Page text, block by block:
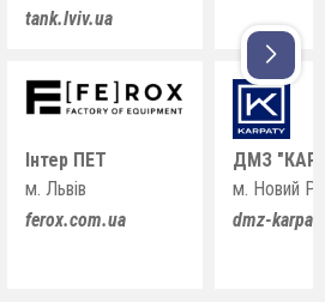
tank.lviv.ua
Інтер ПЕТ
м. Львів
ferox.com.ua
ДМЗ
м. Новий
dmz-